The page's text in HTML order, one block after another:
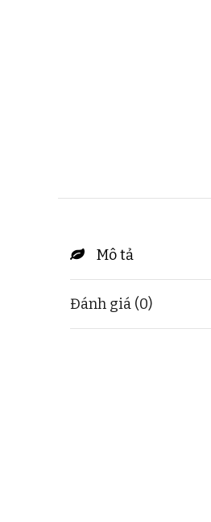
Mô tả
Đánh giá (0)